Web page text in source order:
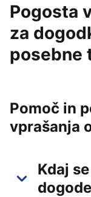
Pogosta
za
posebne
Pomoč in
vprašanja
Kdaj